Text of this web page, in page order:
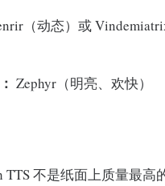
（动态）或
Zephyr（明亮、欢快）
TTS 不是纸面上质量最